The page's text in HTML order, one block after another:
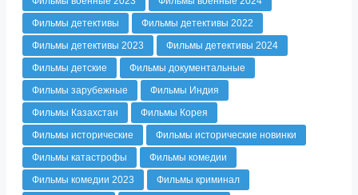
Фильмы детективы
Фильмы детективы 2022
Фильмы детективы 2023
Фильмы детективы 2024
Фильмы детские
Фильмы документальные
Фильмы зарубежные
Фильмы Индия
Фильмы Казахстан
Фильмы Корея
Фильмы исторические
Фильмы исторические новинки
Фильмы катастрофы
Фильмы комедии
Фильмы комедии 2023
Фильмы криминал